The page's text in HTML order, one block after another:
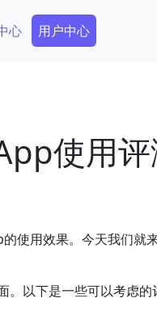
心 Secondary Menu
用户中心
使用评
使用效果。今天我们就
以下是一些可以考虑的